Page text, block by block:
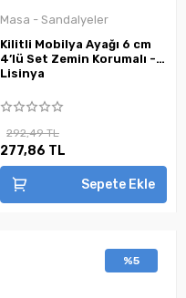
Masa - Sandalyeler
Kilitli Mobilya Ayağı 6 cm
4’lü Set Zemin Korumalı -
Lisinya
292,49 TL
277,86 TL
Sepete Ekle
%5